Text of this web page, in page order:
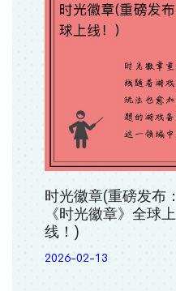
时光徽章(重磅发布：
《时光徽章》全球上
线！)
2026-02-13